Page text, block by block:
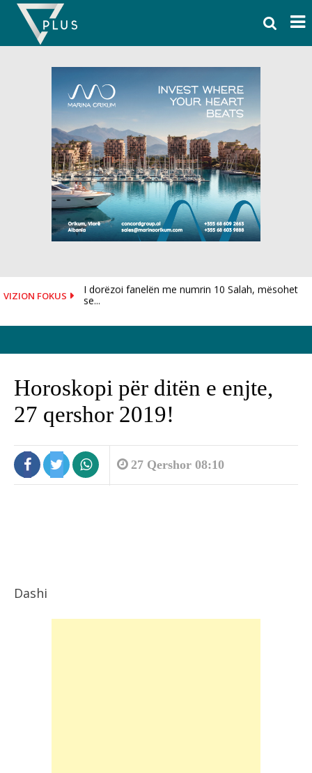
Skip
content
VIZION FOKUS
I dorëzoi fanelën me numrin 10 Salah, mësohet
se...
Horoskopi për ditën e enjte,
27 qershor 2019!
27 Qershor 08:10
Dashi